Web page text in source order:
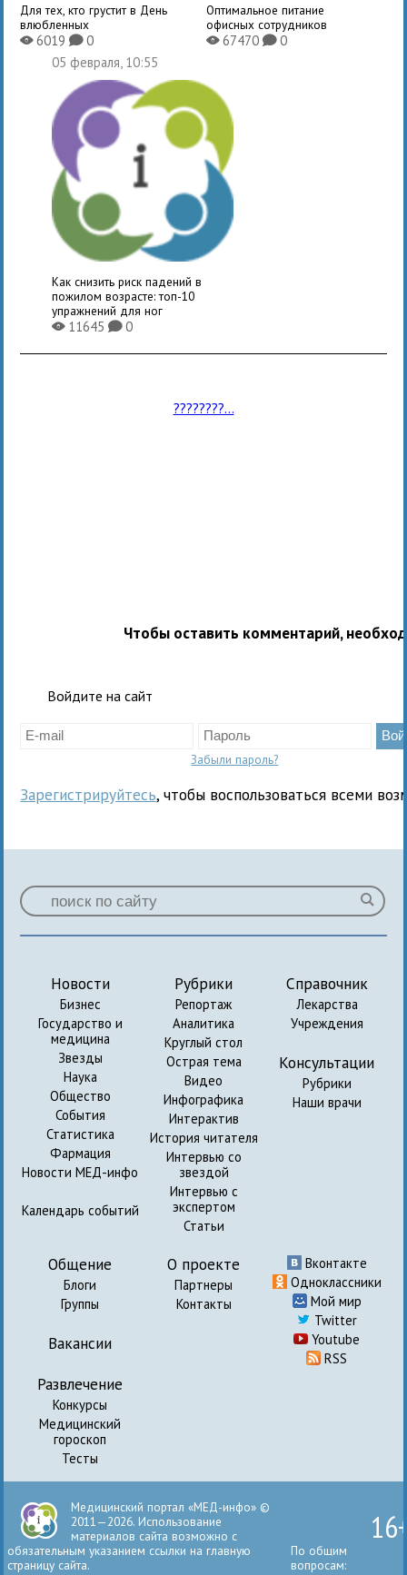
Для тех, кто грустит в День
влюбленных
X6019K0
Оптимальное питание
офисных сотрудников
X67470 K0
05 февраля, 10:55
Как снизить риск падений в
пожилом возрасте: топ-10
упражнений для ног
X11645K0
????????...
Чтобы оставить комментарий,
Войдите на сайт
Забыли пароль?
Зарегистрируйтесь, чтобы воспользоваться всеми
Новости
Бизнес
Государство и
медицина
Звезды
Наука
Общество
События
Статистика
Фармация
Новости МЕД-инфо
Календарь событий
Рубрики
Репортаж
Аналитика
Круглый стол
Острая тема
Видео
Инфографика
Интерактив
История читателя
Интервью со
звездой
Интервью с
экспертом
Статьи
Справочник
Лекарства
Учреждения
Консультации
Рубрики
Наши врачи
Общение
Блоги
Группы
Вакансии
Развлечение
Конкурсы
Медицинский
гороскоп
Тесты
О проекте
Партнеры
Контакты
Вконтакте
Одноклассники
Мой мир
Twitter
Youtube
RSS
Медицинский портал «МЕД-инфо» ©
2011—2026. Использование
материалов сайта возможно с
обязательным указанием ссылки на главную
страницу сайта.
По общим
вопросам: